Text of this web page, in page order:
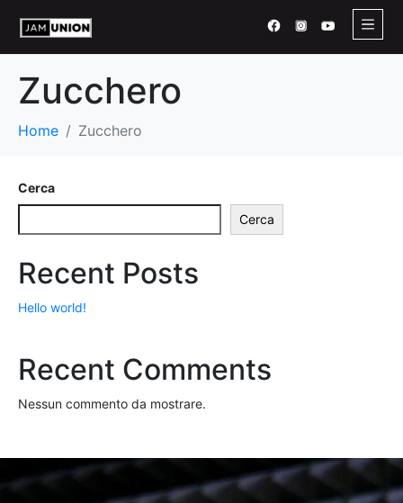
Zucchero
Home Zucchero
Cerca
Cerca
Recent Posts
Hello world!
Recent Comments
Nessun commento da mostrare.